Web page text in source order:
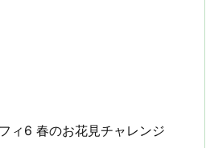
ィ6 春のお花見チャレンジ